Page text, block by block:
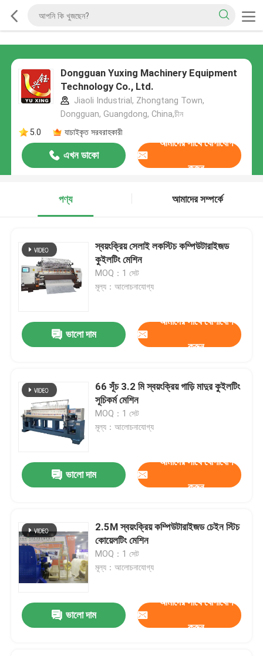
Dongguan Yuxing Machinery Equipment
Technology Co., Ltd.
Jiaoli Industrial, Zhongtang Town,
Dongguan, Guangdong, China,চীন
5.0
যাচাইকৃত সরবরাহকারী
এখন ডাকো
আমাদের সাথে যোগাযোগ
করুন
পণ্য আমাদের সম্পর্কে
স্বয়ংক্রিয় সেলাই লকস্টিচ কম্পিউটারাইজড
কুইলটিং মেশিন
MOQ：1 সেট
মূল্য：আলোচনাযোগ্য
ভালো দাম
আমাদের সাথে যোগাযোগ
করুন
66 সূঁচ 3.2 মি স্বয়ংক্রিয় গাড়ি মাদুর কুইলটিং
সূচিকর্ম মেশিন
MOQ：1 সেট
মূল্য：আলোচনাযোগ্য
ভালো দাম
আমাদের সাথে যোগাযোগ
করুন
2.5M স্বয়ংক্রিয় কম্পিউটারাইজড চেইন স্টিচ
কোয়েলটিং মেশিন
MOQ：1 সেট
মূল্য：আলোচনাযোগ্য
ভালো দাম
আমাদের সাথে যোগাযোগ
করুন